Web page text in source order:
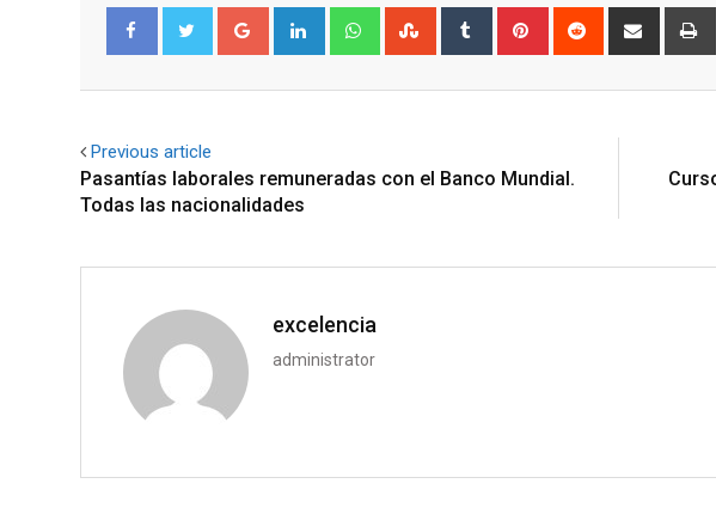
Google+ LinkedIn WhatsappStumbleUpon
Tumblr Pinterest Reddit
Share
Previous article
Pasantías laborales remuneradas con el Banco Mundial.
Todas las nacionalidades
excelencia
administrator